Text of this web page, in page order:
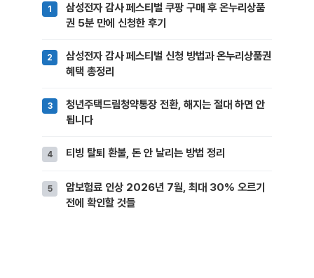
삼성전자 감사 페스티벌 쿠팡 구매 후 온누리상품
권 5분 만에 신청한 후기
삼성전자 감사 페스티벌 신청 방법과 온누리상품권
혜택 총정리
청년주택드림청약통장 전환, 해지는 절대 하면 안
됩니다
티빙 탈퇴 환불, 돈 안 날리는 방법 정리
암보험료 인상 2026년 7월, 최대 30% 오르기
전에 확인할 것들